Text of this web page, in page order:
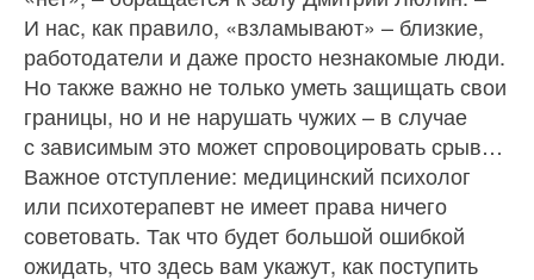
И нас, как правило, «взламывают» – близкие,
работодатели и даже просто незнакомые люди.
Но также важно не только уметь защищать свои
границы, но и не нарушать чужих – в случае
с зависимым это может спровоцировать срыв…
Важное отступление: медицинский психолог
или психотерапевт не имеет права ничего
советовать. Так что будет большой ошибкой
ожидать, что здесь вам укажут, как поступить